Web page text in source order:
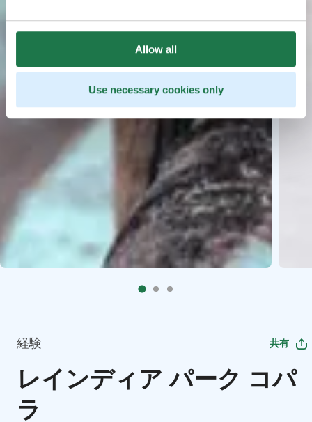
Allow all
Use necessary cookies only
経験 共有
レインディア パーク コパ
ラ